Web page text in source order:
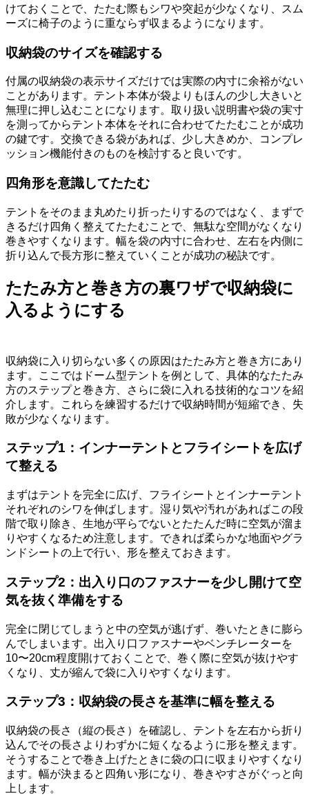
けておくことで、たたむ際もシワや突起が少なくなり、スム
ーズに椅子のように重ならず収まるようになります。
収納袋のサイズを確認する
付属の収納袋の表示サイズだけでは実際の内寸に余裕がない
ことがあります。テント本体が袋よりもほんの少し大きいと
無理に押し込むことになります。取り扱い説明書や袋の実寸
を測ってからテント本体をそれに合わせてたたむことが成功
の鍵です。交換できる袋があれば、少し大きめか、コンプレ
ッション機能付きのものを検討すると良いです。
四角形を意識してたたむ
テントをそのまま丸めたり折ったりするのではなく、まずで
きるだけ四角く整えてたたむことで、無駄な空間がなくなり
巻きやすくなります。幅を袋の内寸に合わせ、左右を内側に
折り込んで長方形に整えていくことが成功の秘訣です。
たたみ方と巻き方の裏ワザで収納袋に
入るようにする
収納袋に入り切らない多くの原因はたたみ方と巻き方にあり
ます。ここではドーム型テントを例として、具体的なたたみ
方のステップと巻き方、さらに袋に入れる技術的なコツを紹
介します。これらを練習するだけで収納時間が短縮でき、失
敗が少なくなります。
ステップ1：インナーテントとフライシートを広げ
て整える
まずはテントを完全に広げ、フライシートとインナーテント
それぞれのシワを伸ばします。湿り気や汚れがあればこの段
階で取り除き、生地が平らでないとたたんだ時に空気が溜ま
りやすくなるため注意します。できれば柔らかな地面やグラ
ンドシートの上で行い、形を整えておきます。
ステップ2：出入り口のファスナーを少し開けて空
気を抜く準備をする
完全に閉じてしまうと中の空気が逃げず、巻いたときに膨ら
んでしまいます。出入り口ファスナーやベンチレーターを
10〜20cm程度開けておくことで、巻く際に空気が抜けやす
くなり、丈が縮んで袋に入りやすくなります。
ステップ3：収納袋の長さを基準に幅を整える
収納袋の長さ（縦の長さ）を確認し、テントを左右から折り
込んでその長さよりわずかに短くなるように形を整えます。
そうすることで巻き上げたときに袋の口に収まりやすくなり
ます。幅が決まると四角い形になり、巻きやすさがぐっと向
上します。